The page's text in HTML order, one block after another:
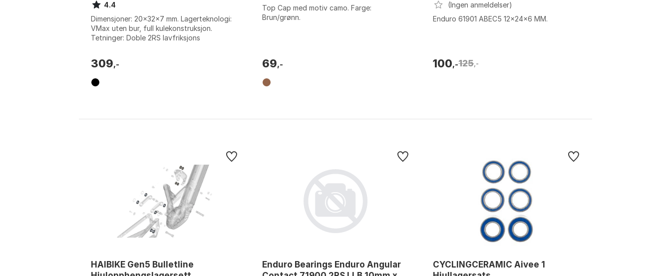
4.4
Dimensjoner: 20x32x7 mm. Lagerteknologi:
VMax uten bur, full kulekonstruksjon.
Tetninger: Doble 2RS lavfriksjons
309,-
Top Cap med motiv camo. Farge:
Brun/grønn.
69,-
(Ingen anmeldelser)
Enduro 61901 ABEC5 12x24x6 MM.
100,-125,-
HAIBIKE Gen5 Bulletline
Enduro Bearings Enduro Angular
CYCLINGCERAMIC Aivee 1